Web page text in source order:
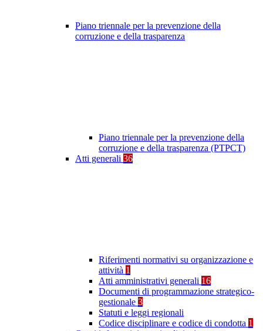
Piano triennale per la prevenzione della
corruzione e della trasparenza
Piano triennale per la prevenzione della
corruzione e della trasparenza (PTPCT)
Atti generali 36
Riferimenti normativi su organizzazione e
attività 1
Atti amministrativi generali 16
Documenti di programmazione strategico-
gestionale 3
Statuti e leggi regionali
Codice disciplinare e codice di condotta 1